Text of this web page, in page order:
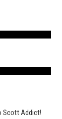
Scott Addict!